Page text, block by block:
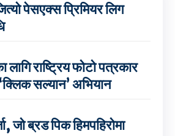
पेसएक्स प्रिमियर लिग
लागि राष्ट्रिय फोटो पत्रकार
सल्यान’ अभियान
जो ब्रड पिक हिमपहिरोमा